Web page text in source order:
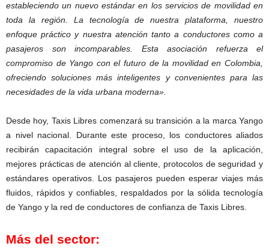
estableciendo un nuevo estándar en los servicios de movilidad en
toda la región. La tecnología de nuestra plataforma, nuestro
enfoque práctico y nuestra atención tanto a conductores como a
pasajeros son incomparables. Esta asociación refuerza el
compromiso de Yango con el futuro de la movilidad en Colombia,
ofreciendo soluciones más inteligentes y convenientes para las
necesidades de la vida urbana moderna».
Desde hoy, Taxis Libres comenzará su transición a la marca Yango
a nivel nacional. Durante este proceso, los conductores aliados
recibirán capacitación integral sobre el uso de la aplicación,
mejores prácticas de atención al cliente, protocolos de seguridad y
estándares operativos. Los pasajeros pueden esperar viajes más
fluidos, rápidos y confiables, respaldados por la sólida tecnología
de Yango y la red de conductores de confianza de Taxis Libres.
Más del sector: